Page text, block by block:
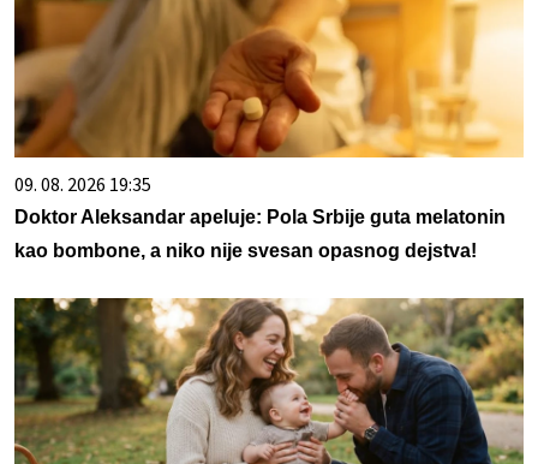
09. 08. 2026 19:35
Doktor Aleksandar apeluje: Pola Srbije guta melatonin
kao bombone, a niko nije svesan opasnog dejstva!